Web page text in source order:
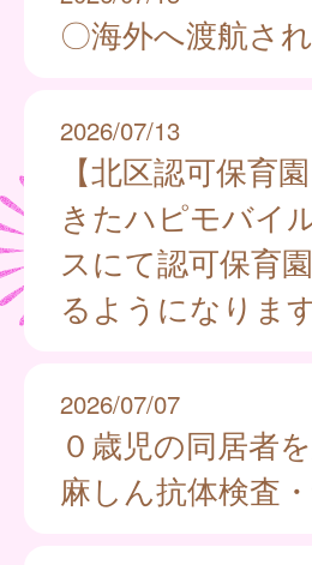
〇海外へ渡航さ
2026/07/13
【北区認可保育
きたハピモバイ
スにて認可保育
るようになりま
2026/07/07
０歳児の同居者
麻しん抗体検査